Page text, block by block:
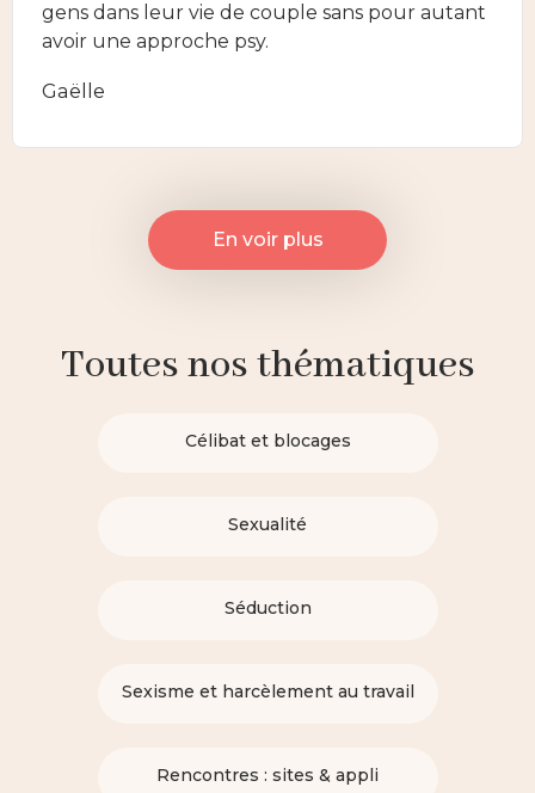
gens dans leur vie de couple sans pour autant
avoir une approche psy.
Gaëlle
En voir plus
Toutes nos thématiques
Célibat et blocages
Sexualité
Séduction
Sexisme et harcèlement au travail
Rencontres : sites & appli